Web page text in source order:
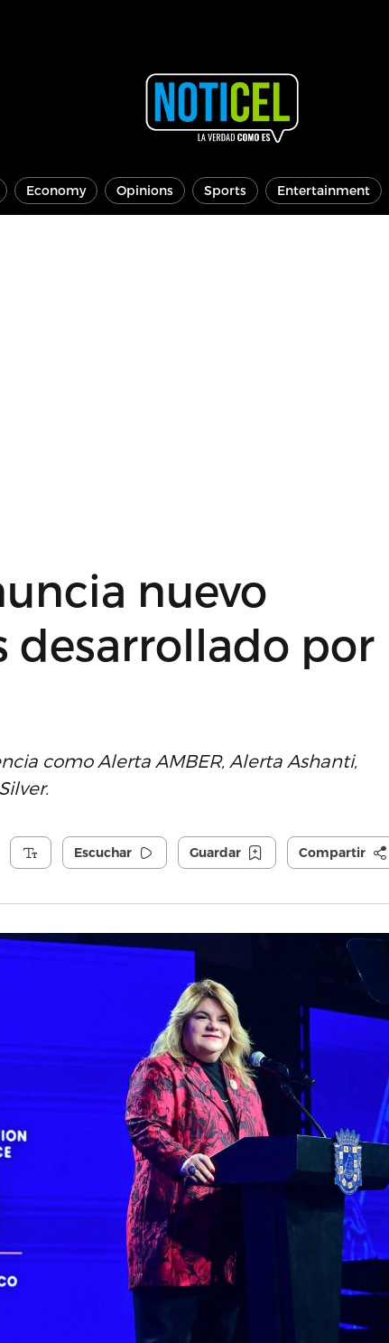
Economy Opinions Sports Entertainment
nuevo
desarrollado por
como Alerta AMBER, Alerta Ashanti,
Escuchar Guardar Compartir